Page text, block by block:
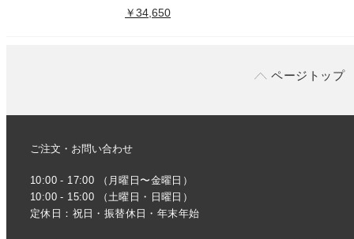
￥34,650
ページトップ
ご注文・お問い合わせ
10:00 - 17:00 （月曜日〜金曜日）
10:00 - 15:00 （土曜日・日曜日）
定休日：祝日・振替休日・年末年始